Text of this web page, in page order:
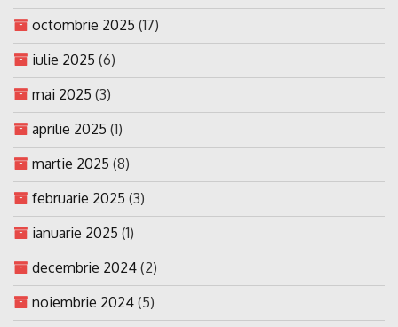
octombrie 2025 (17)
iulie 2025 (6)
mai 2025 (3)
aprilie 2025 (1)
martie 2025 (8)
februarie 2025 (3)
ianuarie 2025 (1)
decembrie 2024 (2)
noiembrie 2024 (5)